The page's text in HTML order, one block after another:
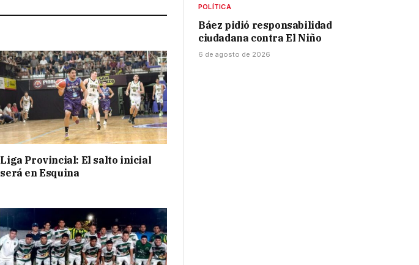
Liga Provincial: El salto inicial
será en Esquina
POLÍTICA
Báez pidió responsabilidad
ciudadana contra El Niño
6 de agosto de 2026